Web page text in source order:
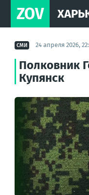
ZOV
СМИ 24 апреля 2026,
Полковник
Купянск